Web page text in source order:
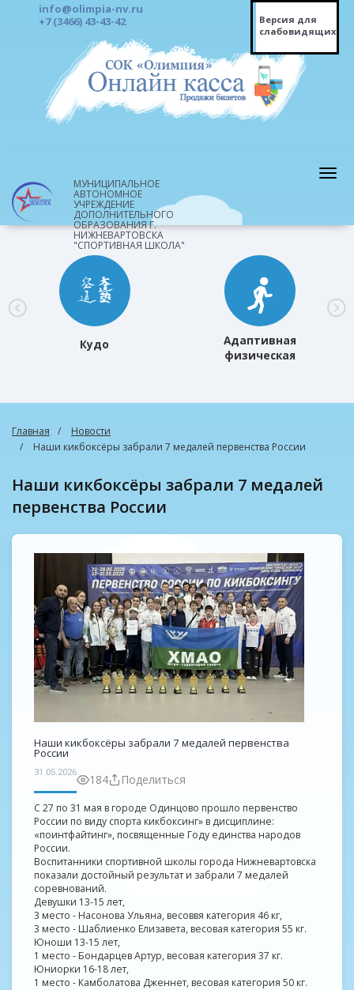
info@olimpia-nv.ru
+7 (3466) 43-43-42
Версия для
слабовидящих
МУНИЦИПАЛЬНОЕ
АВТОНОМНОЕ
УЧРЕЖДЕНИЕ
ДОПОЛНИТЕЛЬНОГО
ОБРАЗОВАНИЯ Г.
НИЖНЕВАРТОВСКА
"СПОРТИВНАЯ ШКОЛА"
Кудо
Адаптивная
физическая
Главная
Новости
Наши кикбоксёры забрали 7 медалей первенства России
Наши кикбоксёры забрали 7 медалей
первенства России
Наши кикбоксёры забрали 7 медалей первенства
России
31.05.2026 184 Поделиться
С 27 по 31 мая в городе Одинцово прошло первенство
России по виду спорта кикбоксинг» в дисциплине:
«поинтфайтинг», посвященные Году единства народов
России.
Воспитанники спортивной школы города Нижневартовска
показали достойный результат и забрали 7 медалей
соревнований.
Девушки 13-15 лет,
3 место - Насонова Ульяна, весоввя категория 46 кг,
3 место - Шаблиенко Елизавета, весовая категория 55 кг.
Юноши 13-15 лет,
1 место - Бондарцев Артур, весовая категория 37 кг.
Юниорки 16-18 лет,
1 место - Камболатова Дженнет, весовая категория 50 кг.